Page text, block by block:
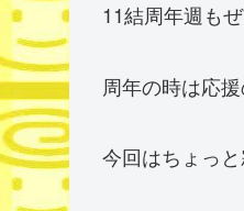
11結周年週も
周年の時は応
今回はちょっ